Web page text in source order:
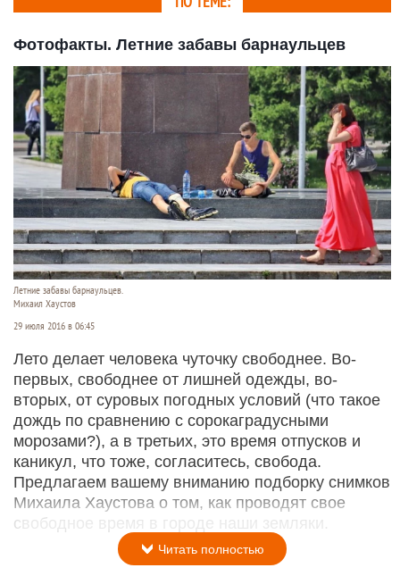
Фотофакты. Летние забавы барнаульцев
Летние забавы барнаульцев.
Михаил Хаустов
29 июля 2016 в 06:45
Лето делает человека чуточку свободнее. Во-
первых, свободнее от лишней одежды, во-
вторых, от суровых погодных условий (что такое
дождь по сравнению с сорокаградусными
морозами?), а в третьих, это время отпусков и
каникул, что тоже, согласитесь, свобода.
Предлагаем вашему вниманию подборку снимков
Михаила Хаустова о том, как проводят свое
свободное время в городе наши земляки.
Читать полностью